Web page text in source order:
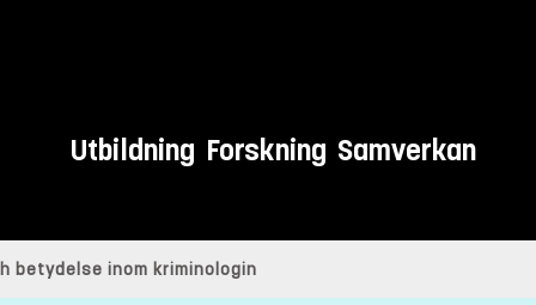
Utbildning Forskning Samverkan
betydelse inom kriminologin